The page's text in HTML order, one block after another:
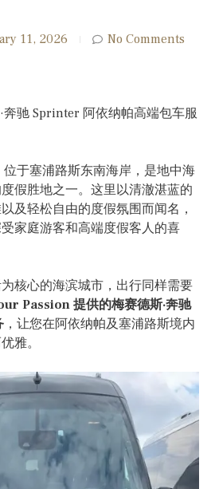
11, 2026 No Comments
奔驰 Sprinter 阿依纳帕高端包车服
位于塞浦路斯东南海岸，是地中海
假胜地之一。这里以清澈湛蓝的
及轻松自由的度假氛围而闻名，
家庭游客和高端度假客人的喜
核心的海滨城市，出行同样需要
Passion 提供的梅赛德斯·奔驰
，让您在阿依纳帕及塞浦路斯境内
雅。